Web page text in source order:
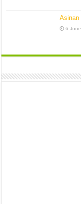
Asinan
6